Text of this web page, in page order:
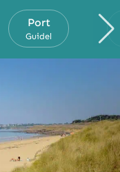
Port
Guidel